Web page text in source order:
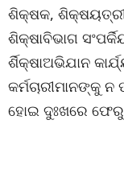
ଶିକ୍ଷକ,
ଶିକ୍ଷାବିଭାଗ
ର୍ଶିକ୍ଷାଅଭିଯାନ
କର୍ମଚାରୀମାନଙ୍କୁ
ହୋଇ ଦୁଃଖରେ